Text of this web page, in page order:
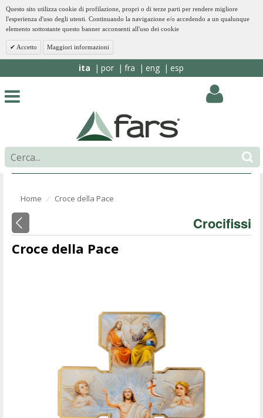
Questo sito utilizza cookie di profilazione, propri o di terze parti per rendere migliore
l'esperienza d'uso degli utenti. Continuando la navigazione e/o accedendo a un qualunque
elemento sottostante questo banner acconsenti all'uso dei cookie
Accetto Maggiori informazioni
ita por fra eng esp
Home ⁄ Croce della Pace
Crocifissi
Croce della Pace